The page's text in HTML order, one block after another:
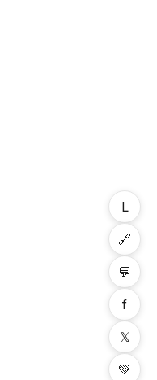
L
🔗
💬
f
𝕏
💚